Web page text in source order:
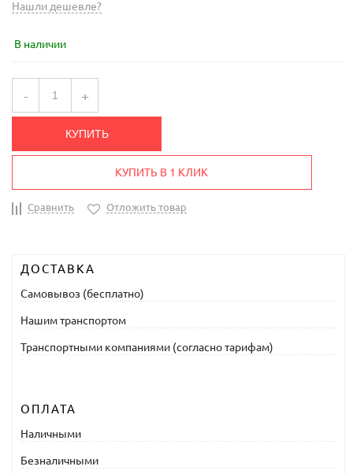
Нашли дешевле?
В наличии
- +
КУПИТЬ
КУПИТЬ В 1 КЛИК
Сравнить Отложить товар
ДОСТАВКА
Самовывоз (бесплатно)
Нашим транспортом
Транспортными компаниями (согласно тарифам)
ОПЛАТА
Наличными
Безналичными